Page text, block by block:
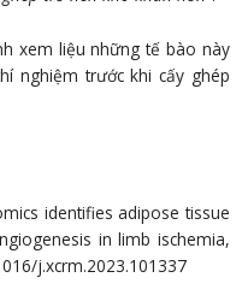
xem liệu những tế bào này
nghiệm trước khi cấy ghép
identifies adipose tissue
in limb ischemia,
j.xcrm.2023.101337